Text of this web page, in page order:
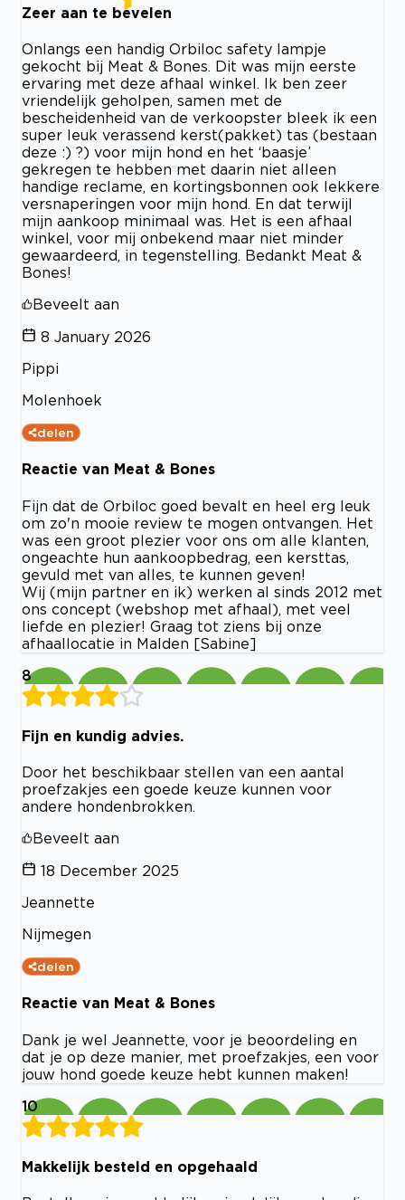
Zeer aan te bevelen
Onlangs een handig Orbiloc safety lampje
gekocht bij Meat & Bones. Dit was mijn eerste
ervaring met deze afhaal winkel. Ik ben zeer
vriendelijk geholpen, samen met de
bescheidenheid van de verkoopster bleek ik een
super leuk verassend kerst(pakket) tas (bestaan
deze :) ?) voor mijn hond en het ‘baasje’
gekregen te hebben met daarin niet alleen
handige reclame, en kortingsbonnen ook lekkere
versnaperingen voor mijn hond. En dat terwijl
mijn aankoop minimaal was. Het is een afhaal
winkel, voor mij onbekend maar niet minder
gewaardeerd, in tegenstelling. Bedankt Meat &
Bones!
Beveelt aan
8 January 2026
Pippi
Molenhoek
delen
Reactie van Meat & Bones
Fijn dat de Orbiloc goed bevalt en heel erg leuk
om zo'n mooie review te mogen ontvangen. Het
was een groot plezier voor ons om alle klanten,
ongeachte hun aankoopbedrag, een kersttas,
gevuld met van alles, te kunnen geven!
Wij (mijn partner en ik) werken al sinds 2012 met
ons concept (webshop met afhaal), met veel
liefde en plezier! Graag tot ziens bij onze
afhaallocatie in Malden [Sabine]
8
Fijn en kundig advies.
Door het beschikbaar stellen van een aantal
proefzakjes een goede keuze kunnen voor
andere hondenbrokken.
Beveelt aan
18 December 2025
Jeannette
Nijmegen
delen
Reactie van Meat & Bones
Dank je wel Jeannette, voor je beoordeling en
dat je op deze manier, met proefzakjes, een voor
jouw hond goede keuze hebt kunnen maken!
10
Makkelijk besteld en opgehaald